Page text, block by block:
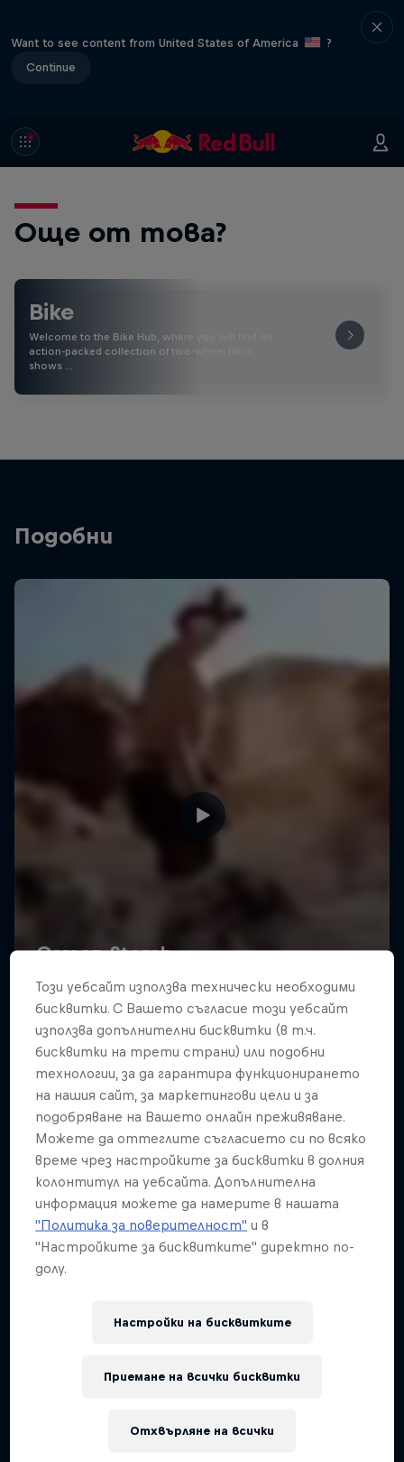
Want to see content from United States of America
?
Continue
Още от това?
Bike
Welcome to the Bike Hub, where you will find an
action-packed collection of two-wheel films,
shows …
Подобни
Този уебсайт използва технически необходими
бисквитки. С Вашето съгласие този уебсайт
използва допълнителни бисквитки (в т.ч.
бисквитки на трети страни) или подобни
технологии, за да гарантира функционирането
на нашия сайт, за маркетингови цели и за
подобряване на Вашето онлайн преживяване.
Можете да оттеглите съгласието си по всяко
време чрез настройките за бисквитки в долния
колонтитул на уебсайта. Допълнителна
информация можете да намерите в нашата
"Политика за поверителност" и в
"Настройките за бисквитките" директно по-
долу.
Настройки на бисквитките
Отхвърляне на всички
Приемане на всички бисквитки